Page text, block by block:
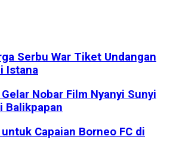
Serbu War Tiket Undangan
Istana
Nobar Film Nyanyi Sunyi
Balikpapan
Capaian Borneo FC di